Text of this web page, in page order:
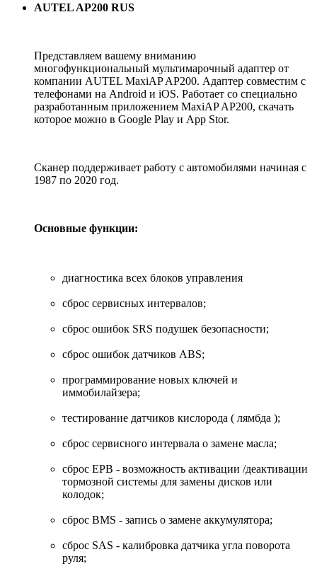
AUTEL AP200 RUS
Представляем вашему вниманию
многофункциональный мультимарочный адаптер от
компании AUTEL MaxiAP AP200. Адаптер совместим с
телефонами на Android и iOS. Работает со специально
разработанным приложением MaxiAP AP200, скачать
которое можно в Google Play и App Stor.
Сканер поддерживает работу с автомобилями начиная с
1987 по 2020 год.
Основные функции:
диагностика всех блоков управления
сброс сервисных интервалов;
сброс ошибок SRS подушек безопасности;
сброс ошибок датчиков ABS;
программирование новых ключей и
иммобилайзера;
тестирование датчиков кислорода ( лямбда );
сброс сервисного интервала о замене масла;
сброс EPB - возможность активации /деактивации
тормозной системы для замены дисков или
колодок;
сброс BMS - запись о замене аккумулятора;
сброс SAS - калибровка датчика угла поворота
руля;